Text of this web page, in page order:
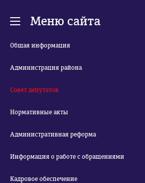
Меню сайта
Общая информация
Администрация района
Совет депутатов
Нормативные акты
Административная реформа
Информация о работе с обращениями
Кадровое обеспечение